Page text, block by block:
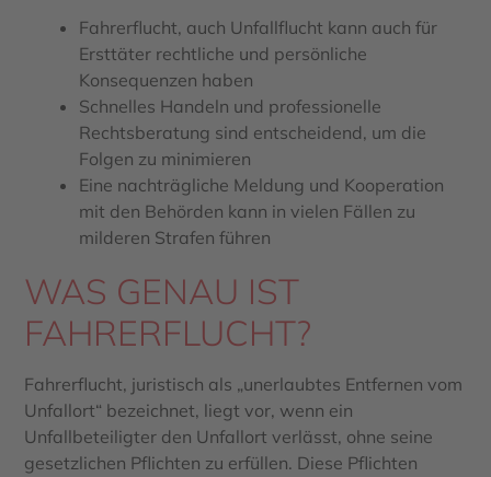
Fahrerflucht, auch Unfallflucht kann auch für
Ersttäter rechtliche und persönliche
Konsequenzen haben
Schnelles Handeln und professionelle
Rechtsberatung sind entscheidend, um die
Folgen zu minimieren
Eine nachträgliche Meldung und Kooperation
mit den Behörden kann in vielen Fällen zu
milderen Strafen führen
WAS GENAU IST
FAHRERFLUCHT?
Fahrerflucht, juristisch als „unerlaubtes Entfernen vom
Unfallort“ bezeichnet, liegt vor, wenn ein
Unfallbeteiligter den Unfallort verlässt, ohne seine
gesetzlichen Pflichten zu erfüllen. Diese Pflichten